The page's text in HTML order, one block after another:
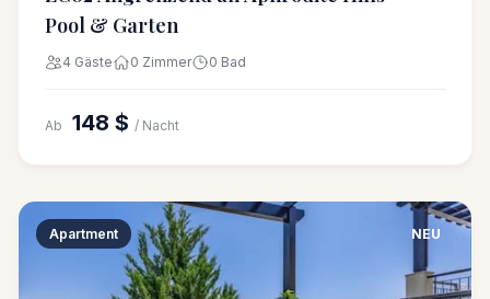
Pool & Garten
4 Gäste 0 Zimmer 0 Bad
Ab 148 $ / Nacht
Apartment NEU